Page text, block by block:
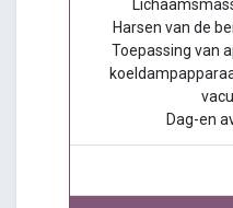
Harsen van de
Toepassing van
Dag-en